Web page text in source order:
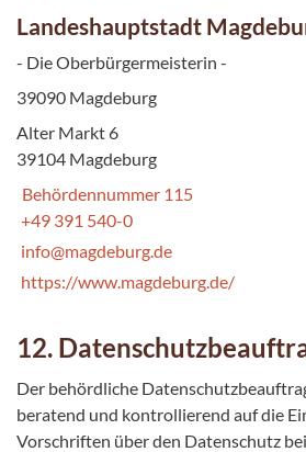
Landeshauptstadt
- Die Oberbürgermeisterin -
39090 Magdeburg
Alter Markt 6
39104 Magdeburg
Behördennummer 115
+49 391 540-0
info@magdeburg.de
https://www.magdeburg.de/
12.
Der behördliche
beratend und kontrollierend auf die
Vorschriften über den Datenschutz